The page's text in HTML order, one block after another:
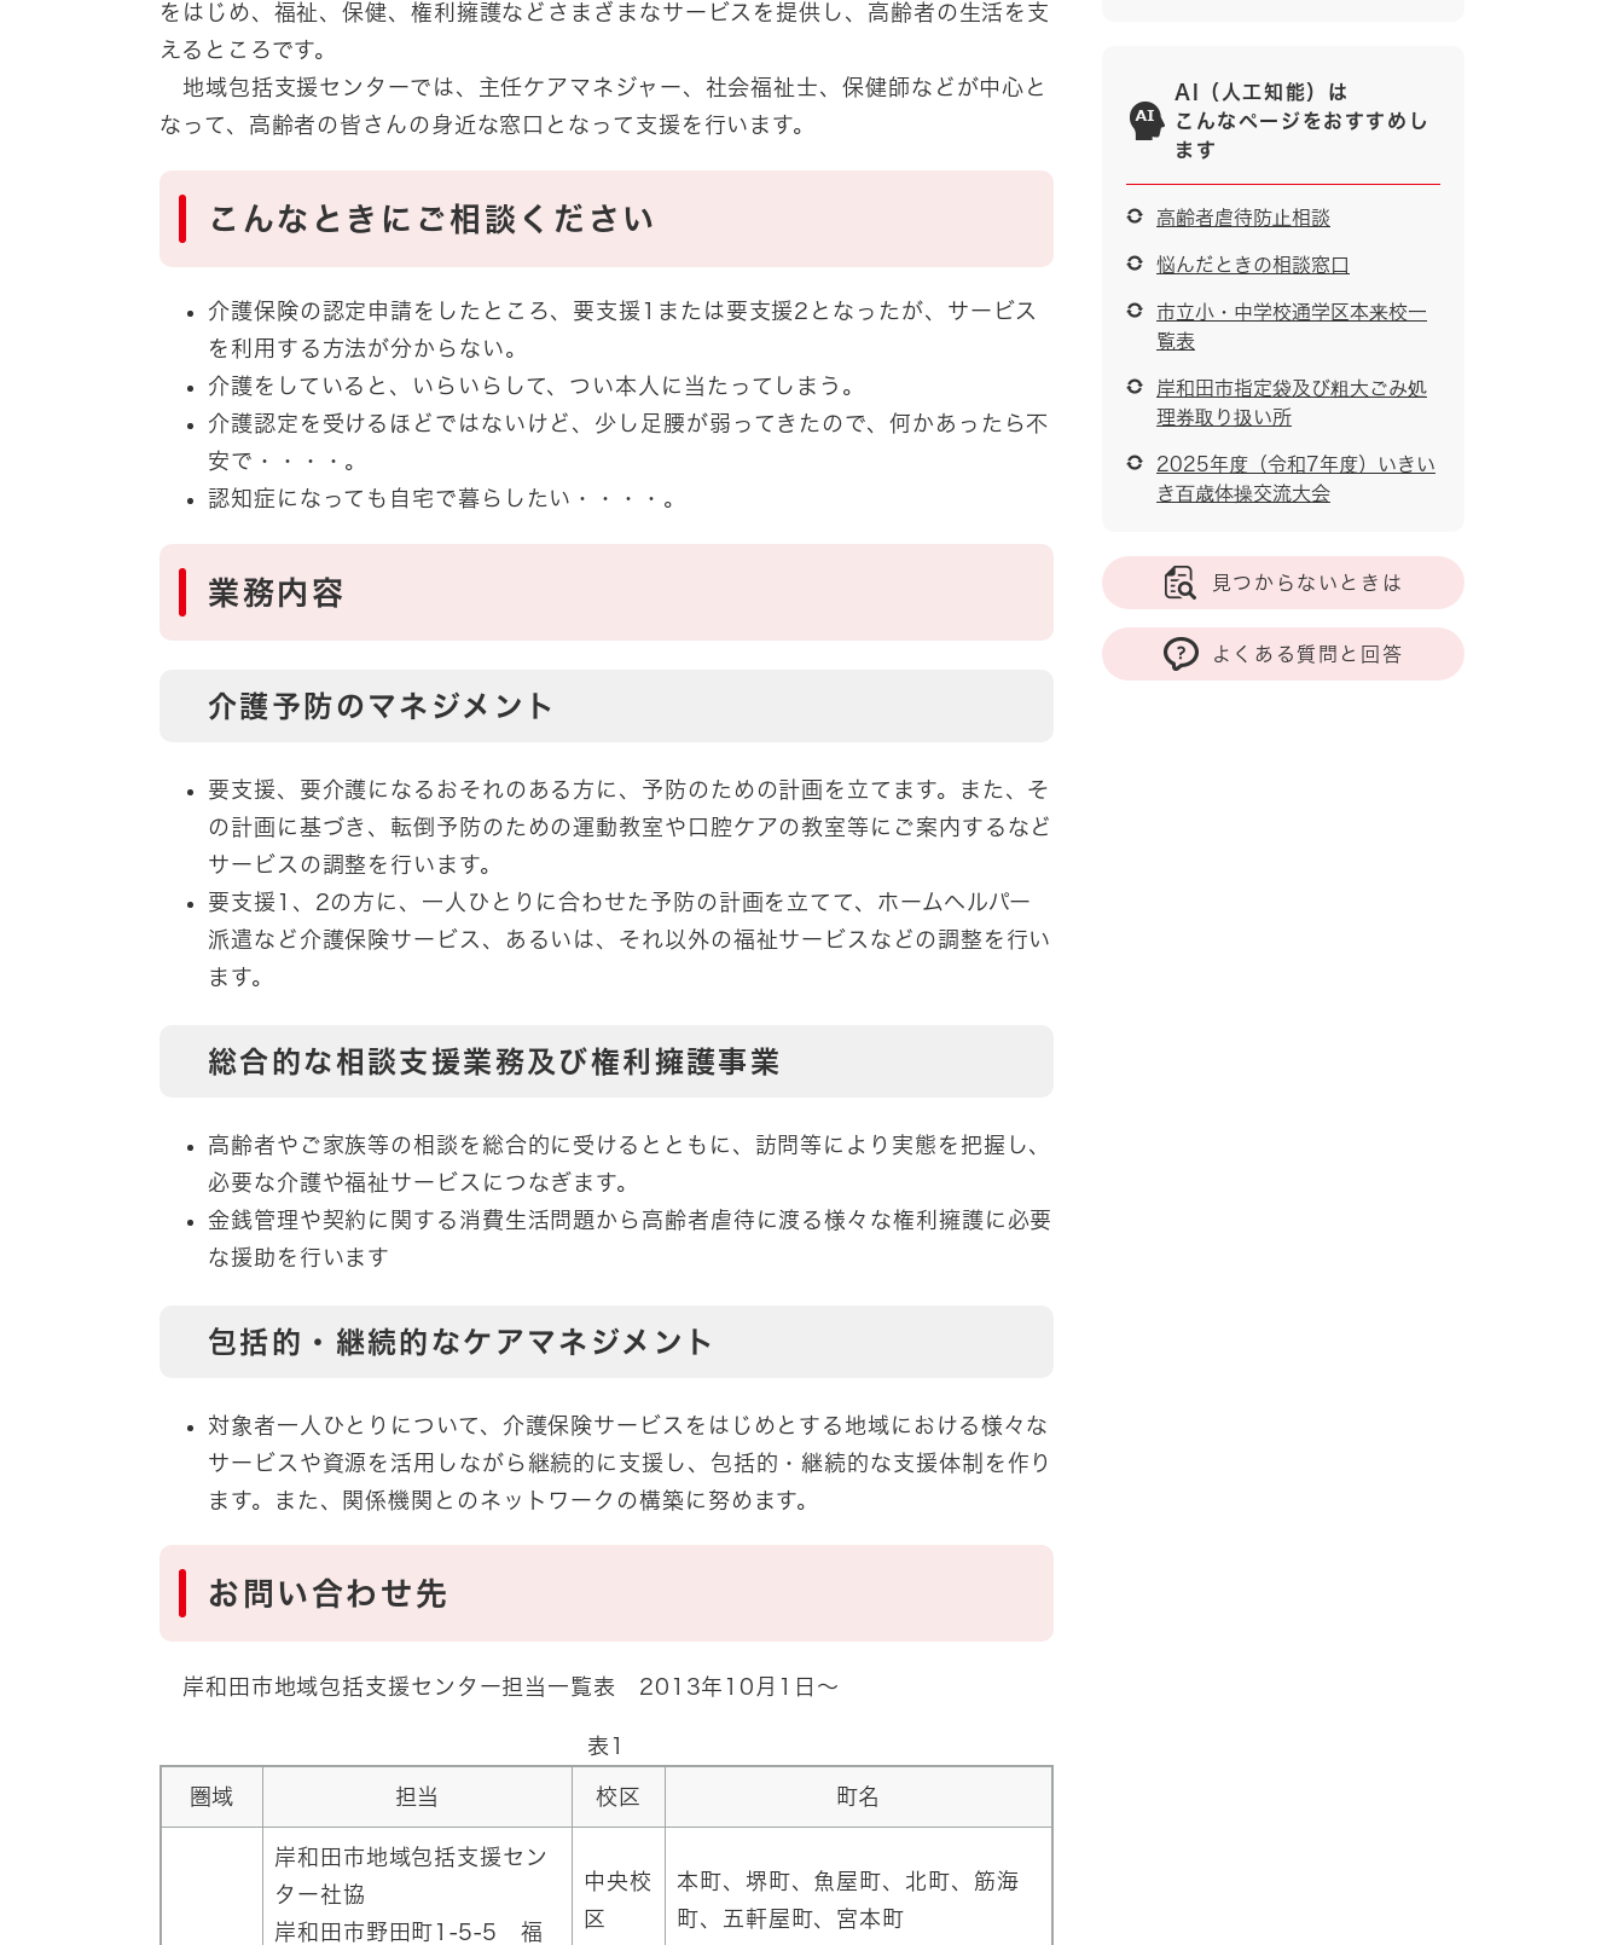
をはじめ、福祉、保健、権利擁護などさまざまなサービスを提供し、高齢者の生活を支
えるところです。
地域包括支援センターでは、主任ケアマネジャー、社会福祉士、保健師などが中心と
なって、高齢者の皆さんの身近な窓口となって支援を行います。
こんなときにご相談ください
介護保険の認定申請をしたところ、要支援1または要支援2となったが、サービス
を利用する方法が分からない。
介護をしていると、いらいらして、つい本人に当たってしまう。
介護認定を受けるほどではないけど、少し足腰が弱ってきたので、何かあったら不
安で・・・・。
認知症になっても自宅で暮らしたい・・・・。
業務内容
介護予防のマネジメント
要支援、要介護になるおそれのある方に、予防のための計画を立てます。また、そ
の計画に基づき、転倒予防のための運動教室や口腔ケアの教室等にご案内するなど
サービスの調整を行います。
要支援1、2の方に、一人ひとりに合わせた予防の計画を立てて、ホームヘルパー
派遣など介護保険サービス、あるいは、それ以外の福祉サービスなどの調整を行い
ます。
総合的な相談支援業務及び権利擁護事業
高齢者やご家族等の相談を総合的に受けるとともに、訪問等により実態を把握し、
必要な介護や福祉サービスにつなぎます。
金銭管理や契約に関する消費生活問題から高齢者虐待に渡る様々な権利擁護に必要
な援助を行います
包括的・継続的なケアマネジメント
対象者一人ひとりについて、介護保険サービスをはじめとする地域における様々な
サービスや資源を活用しながら継続的に支援し、包括的・継続的な支援体制を作り
ます。また、関係機関とのネットワークの構築に努めます。
お問い合わせ先
岸和田市地域包括支援センター担当一覧表 2013年10月1日～
表1
圏域 担当 校区 町名
岸和田市地域包括支援セン
ター社協
岸和田市野田町1-5-5 福
中央校
区
本町、堺町、魚屋町、北町、筋海
町、五軒屋町、宮本町
AI（人工知能）は
こんなページをおすすめし
ます
高齢者虐待防止相談
悩んだときの相談窓口
市立小・中学校通学区本来校一
覧表
岸和田市指定袋及び粗大ごみ処
理券取り扱い所
2025年度（令和7年度）いきい
き百歳体操交流大会
見つからないときは
よくある質問と回答